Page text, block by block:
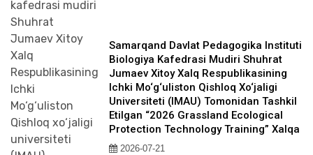
Samarqand Davlat Pedagogika Instituti
Biologiya Kafedrasi Mudiri Shuhrat
Jumaev Xitoy Xalq Respublikasining
Ichki Mo‘g‘uliston Qishloq Xo‘jaligi
Universiteti (IMAU) Tomonidan Tashkil
Etilgan “2026 Grassland Ecological
Protection Technology Training” Xalqa
2026-07-21